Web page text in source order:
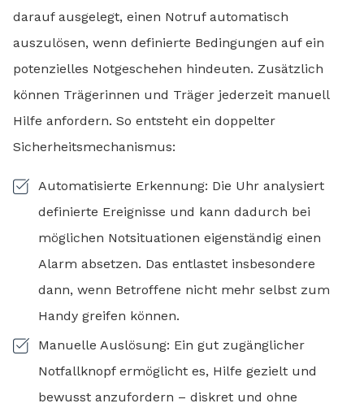
darauf ausgelegt, einen Notruf automatisch
auszulösen, wenn definierte Bedingungen auf ein
potenzielles Notgeschehen hindeuten. Zusätzlich
können Trägerinnen und Träger jederzeit manuell
Hilfe anfordern. So entsteht ein doppelter
Sicherheitsmechanismus:
Automatisierte Erkennung: Die Uhr analysiert
definierte Ereignisse und kann dadurch bei
möglichen Notsituationen eigenständig einen
Alarm absetzen. Das entlastet insbesondere
dann, wenn Betroffene nicht mehr selbst zum
Handy greifen können.
Manuelle Auslösung: Ein gut zugänglicher
Notfallknopf ermöglicht es, Hilfe gezielt und
bewusst anzufordern – diskret und ohne